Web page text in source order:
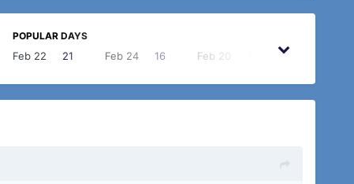
POPULAR DAYS
Feb 22 21 Feb 24 16 Feb 20